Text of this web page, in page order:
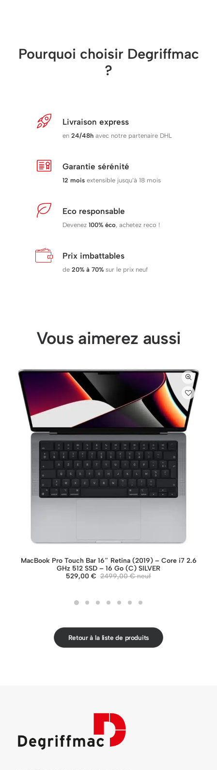
Pourquoi choisir Degriffmac
?
Livraison express
en 24/48h avec notre partenaire DHL
Garantie sérénité
12 mois extensible jusqu’à 18 mois
Eco responsable
Devenez 100% éco, achetez reco !
Prix imbattables
de 20% à 70% sur le prix neuf
Vous aimerez aussi
MacBook Pro Touch Bar 16″ Retina (2019) – Core i7 2.6
GHz 512 SSD – 16 Go (C) SILVER
529,00 € 2499,00€
Retour à la liste de produits